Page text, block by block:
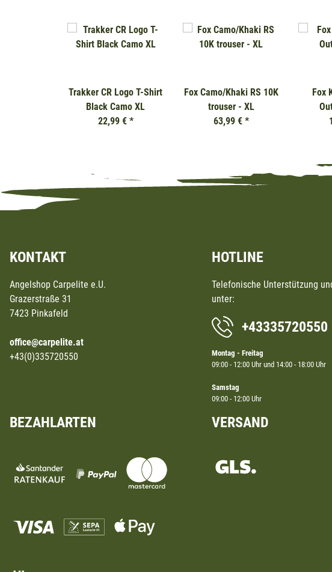
Trakker CR Logo T-Shirt
Black Camo XL
22,99 € *
Fox Camo/Khaki RS 10K
trouser - XL
63,99 € *
Fox
KONTAKT
Angelshop Carpelite e.U.
Grazerstraße 31
7423 Pinkafeld
office@carpelite.at
+43(0)335720550
HOTLINE
Telefonische Unterstützung
unter:
+43335720550
Montag - Freitag
09:00 - 12:00 Uhr und 14:00 - 18:00 Uhr
Samstag
09:00 - 12:00 Uhr
BEZAHLARTEN VERSAND